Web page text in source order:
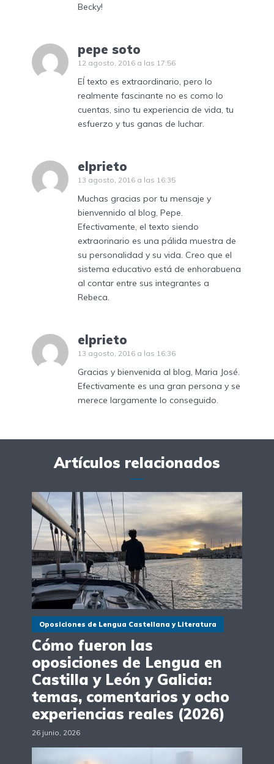
Becky!
pepe soto
12 agosto, 2016 a las 17:56
Eĺ texto es extraordinario, pero lo
realmente fascinante no es como lo
cuentas, sino tu experiencia de vida, tu
esfuerzo y tus ganas de luchar.
elprieto
13 agosto, 2016 a las 16:35
Muchas gracias por tu mensaje y
bienvennido al blog, Pepe.
Efectivamente, el texto siendo
extraorinario es una pálida muestra de
su personalidad y su vida. Creo que el
sistema educativo está de enhorabuena
al contar entre sus integrantes a
Rebeca.
elprieto
13 agosto, 2016 a las 16:36
Gracias y bienvenida al blog, Maria José.
Efectivamente es una gran persona y se
merece largamente lo conseguido.
Artículos relacionados
Oposiciones de Lengua Castellana y Literatura
Cómo fueron las
oposiciones de Lengua en
Castilla y León y Galicia:
temas, comentarios y ocho
experiencias reales (2026)
26 junio, 2026